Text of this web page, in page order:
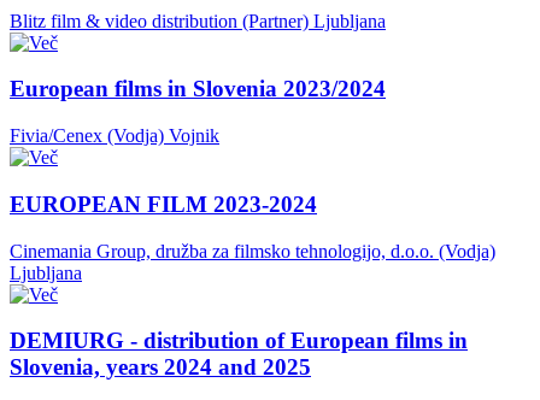
Blitz film & video distribution (Partner) Ljubljana
European films in Slovenia 2023/2024
Fivia/Cenex (Vodja) Vojnik
EUROPEAN FILM 2023-2024
Cinemania Group, družba za filmsko tehnologijo, d.o.o. (Vodja)
Ljubljana
DEMIURG - distribution of European films in
Slovenia, years 2024 and 2025